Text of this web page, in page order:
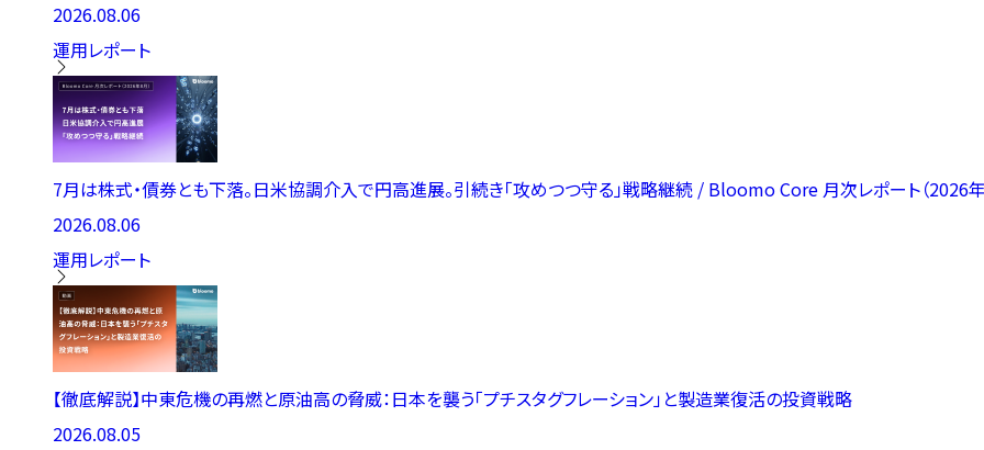
2026.08.06
運用レポート
7月は株式・債券とも下落。日米協調介入で円高進展。引続き「攻めつつ守る」戦略継続 / Bloomo Core 月次レポート（2026年
2026.08.06
運用レポート
【徹底解説】中東危機の再燃と原油高の脅威：日本を襲う「プチスタグフレーション」と製造業復活の投資戦略
2026.08.05